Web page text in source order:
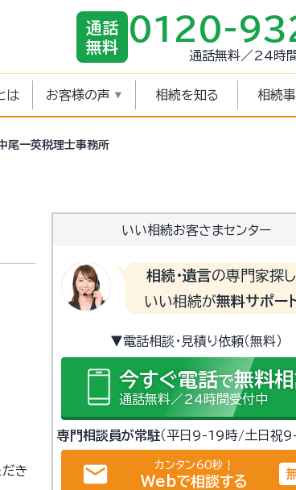
通話
無料
0120-
通話無料／24時
は お客様の声 相続を知る 相続
尾一英税理士事務所
き
いい相続お客さまセンター
相続・遺言の専門家探
いい相続が無料サポー
▼電話相談・見積り依頼（無料）
今すぐ電話で無料
通話無料／24時間受付中
専門相談員が常駐（平日9-19時/土日祝
email カンタン60秒！
Webで相談する